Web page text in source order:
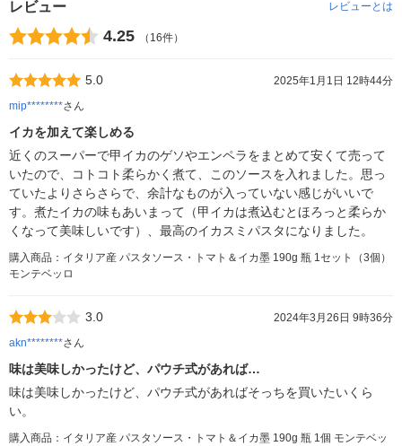
レビュー レビューとは
4.25 （16件）
5.0
2025年1月1日 12時44分
mip********さん
イカを加えて楽しめる
近くのスーパーで甲イカのゲソやエンペラをまとめて安くて売って
いたので、コトコト柔らかく煮て、このソースを入れました。思っ
ていたよりさらさらで、余計なものが入っていない感じがいいで
す。煮たイカの味もあいまって（甲イカは煮込むとほろっと柔らか
くなって美味しいです）、最高のイカスミパスタになりました。
購入商品：イタリア産 パスタソース・トマト＆イカ墨 190g 瓶 1セット（3個）
モンテベッロ
3.0
2024年3月26日 9時36分
akn********さん
味は美味しかったけど、パウチ式があれば…
味は美味しかったけど、パウチ式があればそっちを買いたいくら
い。
購入商品：イタリア産 パスタソース・トマト＆イカ墨 190g 瓶 1個 モンテベッ